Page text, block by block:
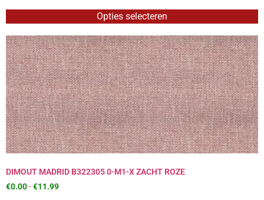
Opties selecteren
DIMOUT MADRID B322305 0-M1-X ZACHT ROZE
€0.00-€11.99